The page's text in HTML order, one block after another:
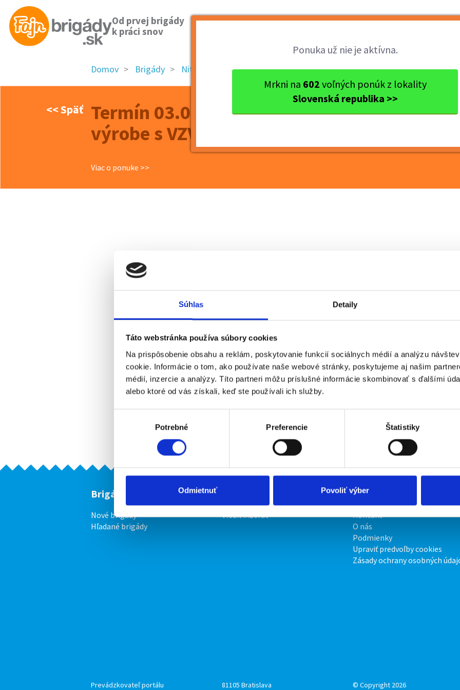
Súhlas Detaily
Táto webstránka používa súbory cookies
Na prispôsobenie obsahu a reklám, poskytovanie funkcií sociálnych médií a analýzu
cookie. Informácie o tom, ako používate naše webové stránky, poskytujeme aj našim
médií, inzercie a analýzy. Títo partneri môžu príslušné informácie skombinovať s ďalšími
alebo ktoré od vás získali, keď ste používali ich služby.
Potrebné Preferencie Štatistiky
Odmietnuť Povoliť výber
Od prvej brigády
k práci snov
Ponuka už nie je aktívna.
Mrkni na 602 voľných ponúk z lokality
Slovenská republika >>
Domov Brigády Nitriansky kraj Ok. Nitra Nitra Termín 03.07. Manipulačné p...
<< Späť Termín 03.07. Manipulačné práce vo
výrobe s VZV
Viac o ponuke >>
Brigádnici
Nové brigády
Hľadané brigády
Vložiť inzerát
O portáli
Kontakt
O nás
Podmienky
Upraviť predvoľby cookies
Zásady ochrany osobných
Prevádzkovateľ portálu 81105 Bratislava © Copyright 2026